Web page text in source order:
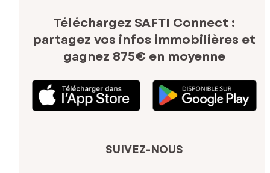
Téléchargez SAFTI Connect :
partagez vos infos immobilières et
gagnez 875€ en moyenne
SUIVEZ-NOUS